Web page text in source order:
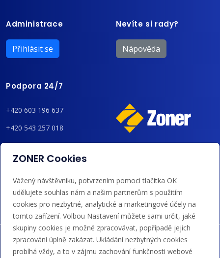
Administrace
Přihlásit se
Nevíte si rady?
Nápověda
Podpora 24/7
+420 603 196 637
+420 543 257 018
admin@regzone.cz
Akceptujeme platby kartou, Google/Apple Pay,
bankovním převodem a kreditem.
ZONER Cookies
Vážený návštěvníku, potvrzením pomocí tlačítka OK
udělujete souhlas nám a našim partnerům s použitím
cookies pro nezbytné, analytické a marketingové účely na
tomto zařízení. Volbou Nastavení můžete sami určit, jaké
skupiny cookies je možné zpracovávat, popřípadě jejich
zpracování úplně zakázat. Ukládání nezbytných cookies
probíhá vždy, a to v zájmu zachování funkčnosti webové